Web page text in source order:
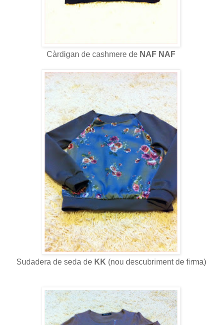
Càrdigan de cashmere de NAF NAF
Sudadera de seda de KK (nou descubriment de firma)